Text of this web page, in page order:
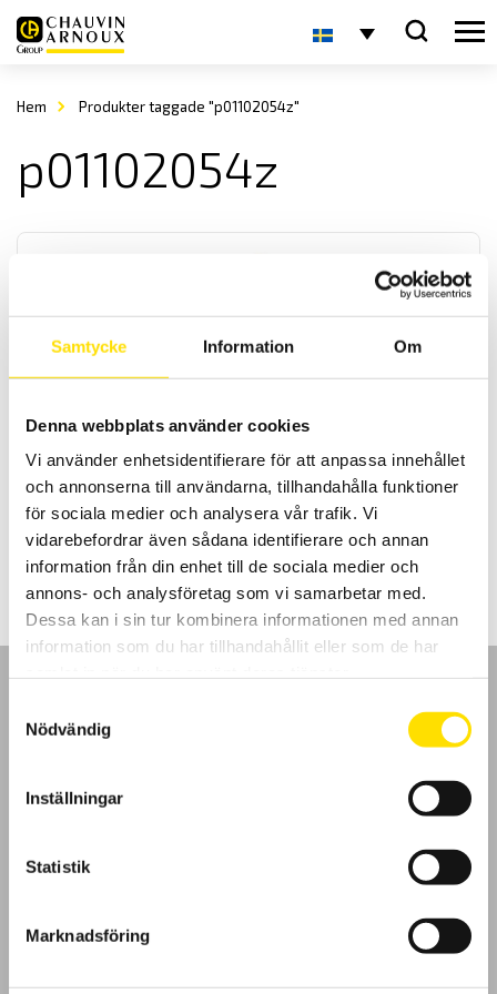
Samtycke Information Om
Denna webbplats använder cookies
Vi använder enhetsidentifierare för att anpassa innehållet
och annonserna till användarna, tillhandahålla funktioner
för sociala medier och analysera vår trafik. Vi
vidarebefordrar även sådana identifierare och annan
information från din enhet till de sociala medier och
annons- och analysföretag som vi samarbetar med.
Dessa kan i sin tur kombinera informationen med annan
information som du har tillhandahållit eller som de har
Nödvändig
Inställningar
Statistik
Marknadsföring
Hem Produkter taggade "p01102054z"
p01102054z
Krokodilklämmor i olika storlekar samt praktisk magnetprob samt
mätsats komplett med kabel för alla mätinstrument med 4 mm
bananingång. Med upp till kategori IV 1000 V säkerhetsklassning
enligt IEC 61010 standard.
375.00kr–885.00kr Prisintervall:
375.00 kr
till
885.00 kr
LÄS MER